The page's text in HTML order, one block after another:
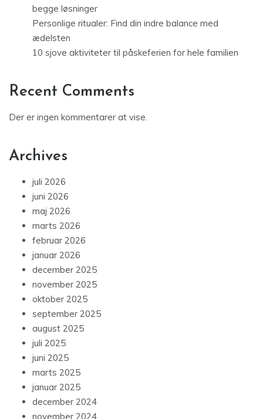
begge løsninger
Personlige ritualer: Find din indre balance med
ædelsten
10 sjove aktiviteter til påskeferien for hele familien
Recent Comments
Der er ingen kommentarer at vise.
Archives
juli 2026
juni 2026
maj 2026
marts 2026
februar 2026
januar 2026
december 2025
november 2025
oktober 2025
september 2025
august 2025
juli 2025
juni 2025
marts 2025
januar 2025
december 2024
november 2024